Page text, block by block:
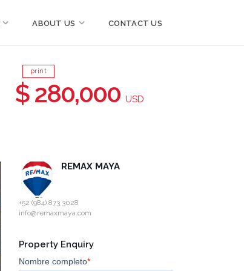
ABOUT US CONTACT US
print
$ 280,000 USD
REMAX MAYA
+52 (984) 873 3028
info@remaxmaya.com
Property Enquiry